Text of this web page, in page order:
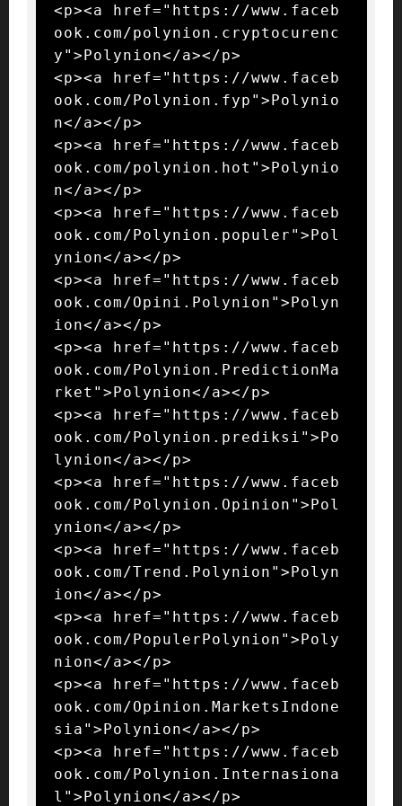
<p><a href="https://www.faceb
ook.com/polynion.cryptocurenc
y">Polynion</a></p>
<p><a href="https://www.faceb
ook.com/Polynion.fyp">Polynio
n</a></p>
<p><a href="https://www.faceb
ook.com/polynion.hot">Polynio
n</a></p>
<p><a href="https://www.faceb
ook.com/Polynion.populer">Pol
ynion</a></p>
<p><a href="https://www.faceb
ook.com/Opini.Polynion">Polyn
ion</a></p>
<p><a href="https://www.faceb
ook.com/Polynion.PredictionMa
rket">Polynion</a></p>
<p><a href="https://www.faceb
ook.com/Polynion.prediksi">Po
lynion</a></p>
<p><a href="https://www.faceb
ook.com/Polynion.Opinion">Pol
ynion</a></p>
<p><a href="https://www.faceb
ook.com/Trend.Polynion">Polyn
ion</a></p>
<p><a href="https://www.faceb
ook.com/PopulerPolynion">Poly
nion</a></p>
<p><a href="https://www.faceb
ook.com/Opinion.MarketsIndone
sia">Polynion</a></p>
<p><a href="https://www.faceb
ook.com/Polynion.Internasiona
l">Polynion</a></p>